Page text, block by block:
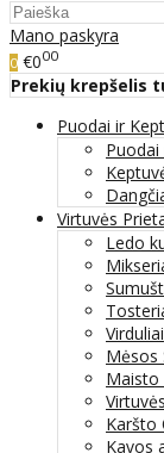
Mano paskyra
0 €000
Prekių krepšelis
Puodai ir
Virtuvės
Ledo
Virduliai
Mėsos
Maisto
Karšto
Kavos